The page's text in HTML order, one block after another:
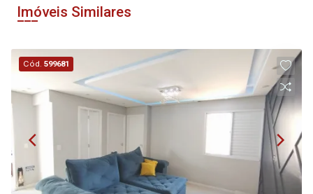
Imóveis Similares
Cód.599681